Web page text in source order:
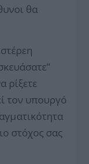
θα
ρίξετε
τον υπουργό
στόχος σας